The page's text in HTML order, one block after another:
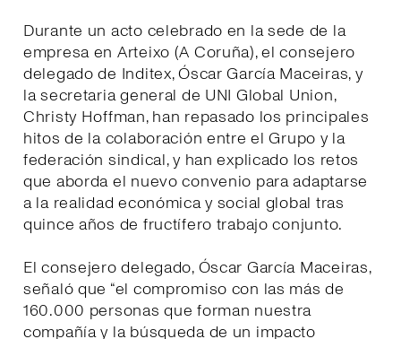
Durante un acto celebrado en la sede de la
empresa en Arteixo (A Coruña), el consejero
delegado de Inditex, Óscar García Maceiras, y
la secretaria general de UNI Global Union,
Christy Hoffman, han repasado los principales
hitos de la colaboración entre el Grupo y la
federación sindical, y han explicado los retos
que aborda el nuevo convenio para adaptarse
a la realidad económica y social global tras
quince años de fructífero trabajo conjunto.
El consejero delegado, Óscar García Maceiras,
señaló que “el compromiso con las más de
160.000 personas que forman nuestra
compañía y la búsqueda de un impacto